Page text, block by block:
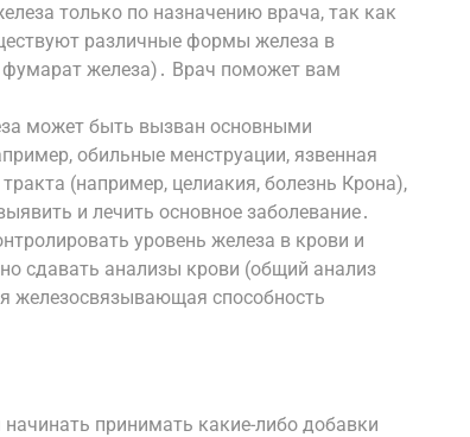
только по назначению врача, так как
различные формы железа в
железа)․ Врач поможет вам
может быть вызван основными
обильные менструации, язвенная
(например, целиакия, болезнь Крона),
и лечить основное заболевание․
уровень железа в крови и
сдавать анализы крови (общий анализ
железосвязывающая способность
принимать какие-либо добавки